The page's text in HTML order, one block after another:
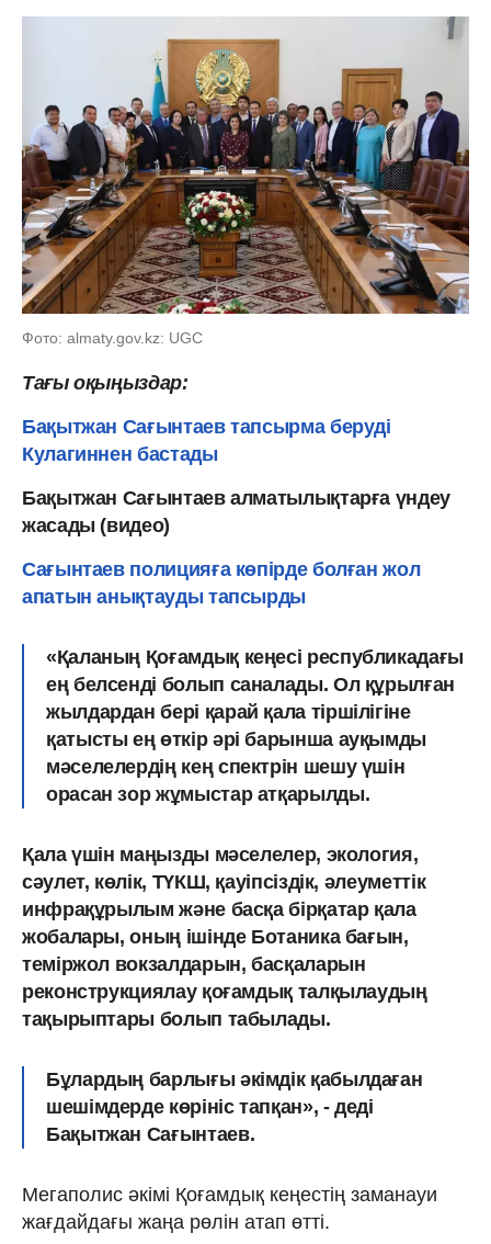
Фото: almaty.gov.kz: UGC
Тағы оқыңыздар:
Бақытжан Сағынтаев тапсырма беруді
Кулагиннен бастады
Бақытжан Сағынтаев алматылықтарға үндеу
жасады (видео)
Сағынтаев полицияға көпірде болған жол
апатын анықтауды тапсырды
«Қаланың Қоғамдық кеңесі республикадағы
ең белсенді болып саналады. Ол құрылған
жылдардан бері қарай қала тіршілігіне
қатысты ең өткір әрі барынша ауқымды
мәселелердің кең спектрін шешу үшін
орасан зор жұмыстар атқарылды.
Қала үшін маңызды мәселелер, экология,
сәулет, көлік, ТҮКШ, қауіпсіздік, әлеуметтік
инфрақұрылым және басқа бірқатар қала
жобалары, оның ішінде Ботаника бағын,
теміржол вокзалдарын, басқаларын
реконструкциялау қоғамдық талқылаудың
тақырыптары болып табылады.
Бұлардың барлығы әкімдік қабылдаған
шешімдерде көрініс тапқан», - деді
Бақытжан Сағынтаев.
Мегаполис әкімі Қоғамдық кеңестің заманауи
жағдайдағы жаңа рөлін атап өтті.